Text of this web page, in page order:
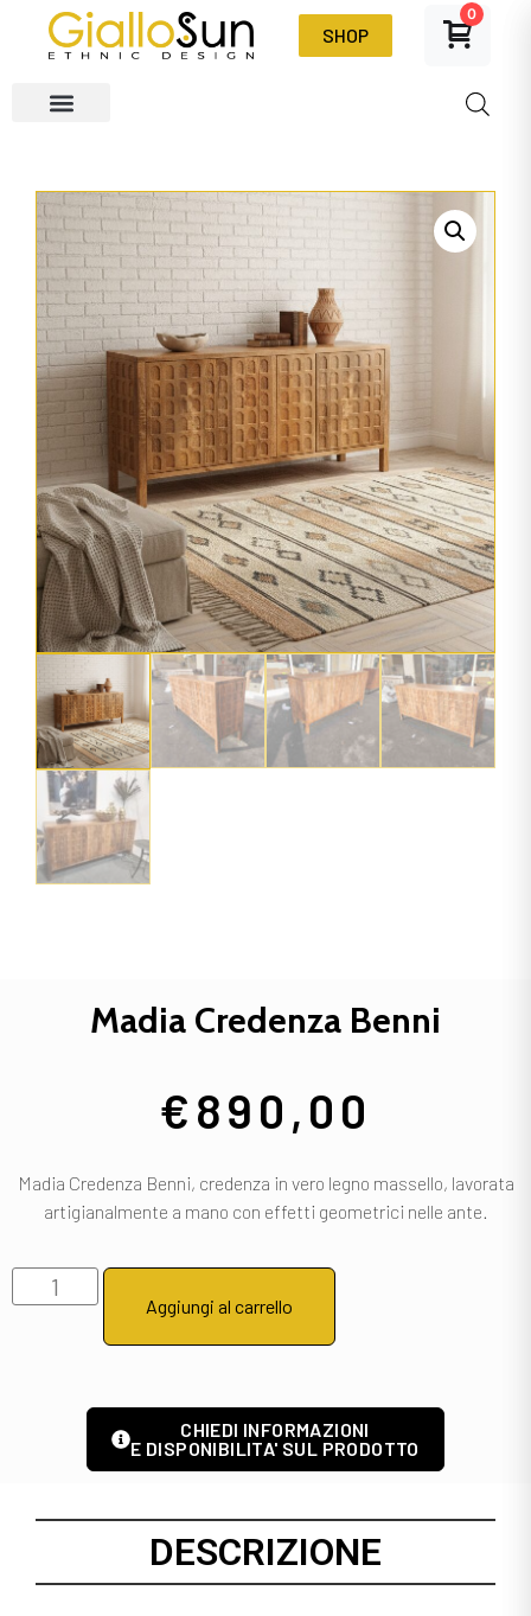
SHOP
0
Madia Credenza Benni
€890,00
Madia Credenza Benni, credenza in vero legno massello, lavorata
artigianalmente a mano con effetti geometrici nelle ante.
Aggiungi al carrello
CHIEDI INFORMAZIONI
E DISPONIBILITA' SUL PRODOTTO
DESCRIZIONE